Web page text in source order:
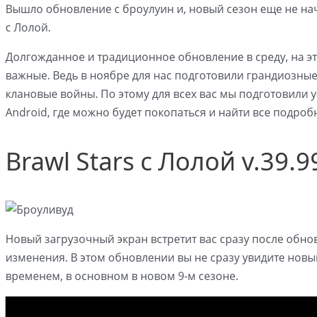
Вышло обновление с броулуин и, новый сезон еще не
с Лолой.
Долгожданное и традиционное обновление в среду, на
важные. Ведь в ноябре для нас подготовили
клановые войны. По этому для всех вас мы подготовили
Android, где можно будет покопаться и найти все
Brawl Stars с Лолой
Новый загрузочный экран встретит вас сразу после
изменения. В этом обновлении вы не сразу увидите
временем, в основном в новом 9-м сезоне.